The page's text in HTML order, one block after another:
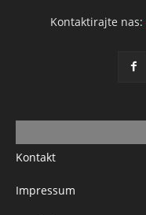
Kontaktirajte nas:
Kontakt
Impressum